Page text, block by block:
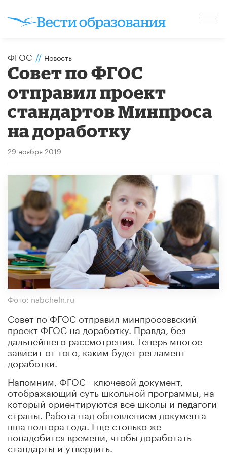
ФГОС // Новость
Совет по ФГОС
отправил проект
стандартов Минпроса
на доработку
29 ноября 2019
Фото: nabcheln.ru
Совет по ФГОС отправил минпросоввский
проект ФГОС на доработку. Правда, без
дальнейшего рассмотрения. Теперь многое
зависит от того, каким будет регламент
доработки.
Напомним, ФГОС - ключевой документ,
отображающий суть школьной программы, на
который ориентируются все школы и педагоги
страны. Работа над обновлением документа
шла полтора года. Еще столько же
понадобится времени, чтобы доработать
стандарты и утвердить.